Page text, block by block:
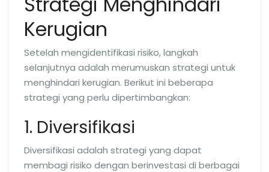
Kerugian
Setelah mengidentifikasi risiko, langkah
selanjutnya adalah merumuskan strategi untuk
menghindari kerugian. Berikut ini beberapa
strategi yang perlu dipertimbangkan:
1. Diversifikasi
Diversifikasi adalah strategi yang dapat
membagi risiko dengan berinvestasi di berbagai